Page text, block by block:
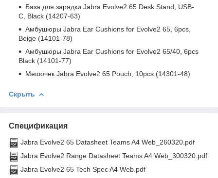
База для зарядки Jabra Evolve2 65 Desk Stand, USB-
C, Black (14207-63)
Амбушюры Jabra Ear Cushions for Evolve2 65, 6pcs,
Beige (14101-78)
Амбушюры Jabra Ear Cushions for Evolve2 65/40, 6pcs
Black (14101-77)
Мешочек Jabra Evolve2 65 Pouch, 10pcs (14301-48)
Скрыть
Спецификация
Jabra Evolve2 65 Datasheet Teams A4 Web_260320.pdf
Jabra Evolve2 Range Datasheet Teams A4 Web_300320.pdf
Jabra Evolve2 65 Tech Spec A4 Web.pdf